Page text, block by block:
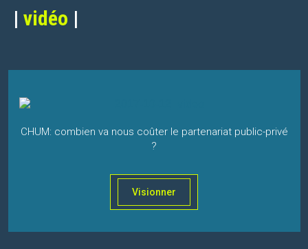
| vidéo |
CHUM: combien va nous coûter le partenariat public-privé
?
Visionner